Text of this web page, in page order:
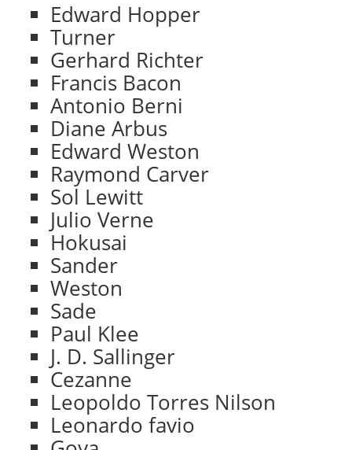
Edward Hopper
Turner
Gerhard Richter
Francis Bacon
Antonio Berni
Diane Arbus
Edward Weston
Raymond Carver
Sol Lewitt
Julio Verne
Hokusai
Sander
Weston
Sade
Paul Klee
J. D. Sallinger
Cezanne
Leopoldo Torres Nilson
Leonardo favio